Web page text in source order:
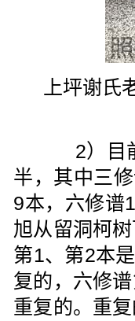
上坪谢
2）目前
半，其中三
9本，六修谱
旭从留洞柯
第1、第2本
复的，六修
重复的。重